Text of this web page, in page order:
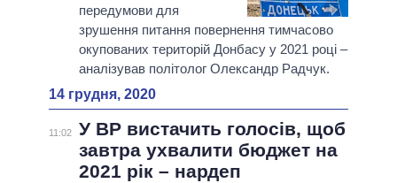
передумови для
зрушення питання повернення тимчасово
окупованих територій Донбасу у 2021 році –
аналізував політолог Олександр Радчук.
14 грудня, 2020
11:02
У ВР вистачить голосів, щоб
завтра ухвалити бюджет на
2021 рік – нардеп